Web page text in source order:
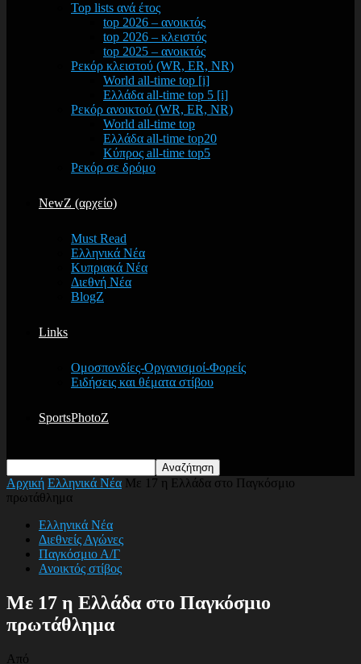
Top lists ανά έτος
top 2026 – ανοικτός
top 2026 – κλειστός
top 2025 – ανοικτός
Ρεκόρ κλειστού (WR, ER, NR)
World all-time top [i]
Ελλάδα all-time top 5 [i]
Ρεκόρ ανοικτού (WR, ER, NR)
World all-time top
Ελλάδα all-time top20
Κύπρος all-time top5
Ρεκόρ σε δρόμο
NewZ (αρχείο)
Must Read
Ελληνικά Νέα
Κυπριακά Νέα
Διεθνή Νέα
BlogZ
Links
Ομοσπονδίες-Οργανισμοί-Φορείς
Ειδήσεις και θέματα στίβου
SportsPhotoZ
Αρχική Ελληνικά Νέα Με 17 η Ελλάδα στο Παγκόσμιο
πρωτάθλημα
Ελληνικά Νέα
Διεθνείς Αγώνες
Παγκόσμιο Α/Γ
Ανοικτός στίβος
Με 17 η Ελλάδα στο Παγκόσμιο
πρωτάθλημα
Από